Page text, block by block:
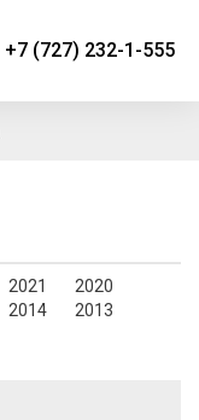
+7 (727) 232-1-555
2021
2020
2014
2013